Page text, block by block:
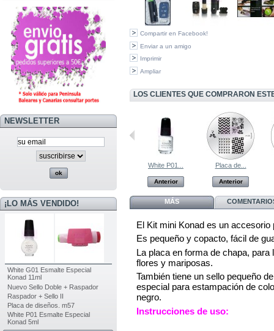
NEWSLETTER
¡LO MÁS VENDIDO!
White G01 Esmalte Especial
Konad 11ml
Nuevo Sello Doble + Raspador
Raspador + Sello II
Placa de diseños. m57
White P01 Esmalte Especial
Konad 5ml
Compartir en Facebook!
Enviar a un amigo
Imprimir
Ampliar
LOS CLIENTES QUE COMPRARON
White P01...
Anterior
Placa de...
Anterior
MÁS
El Kit mini Konad es un
Es pequeño y copacto, fácil de
La placa en forma de chapa,
flores y mariposas.
También tiene un sello pequeño
especial para estampación de
negro.
Instrucciones de uso: